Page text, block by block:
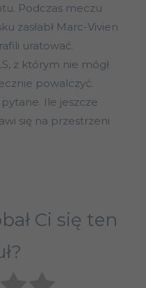
Podczas meczu
zasłabł Marc-Vivien
uratować.
z którym nie mógł
powalczyć.
Ile jeszcze
się na przestrzeni
Ci się ten